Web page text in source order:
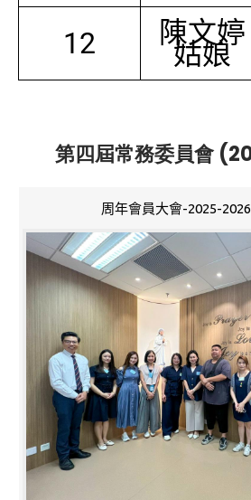
12 陳文婷
姑娘
第四屆常務委員會
周年會員大會-2025-